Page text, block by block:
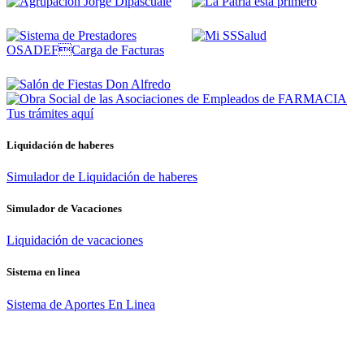
Tus trámites aquí
Liquidación de haberes
Simulador de Liquidación de haberes
Simulador de Vacaciones
Liquidación de vacaciones
Sistema en linea
Sistema de Aportes En Linea